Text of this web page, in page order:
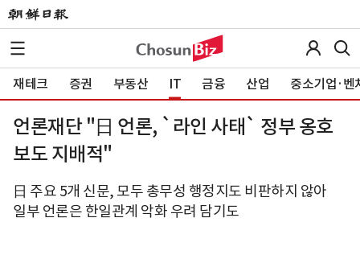
재테크 증권 부동산 IT 금융 산업 중소기업·벤
언론재단 "日 언론, `라인 사태` 정부 옹호
보도 지배적"
日 주요 5개 신문, 모두 총무성 행정지도 비판하지 않아
일부 언론은 한일관계 악화 우려 담기도